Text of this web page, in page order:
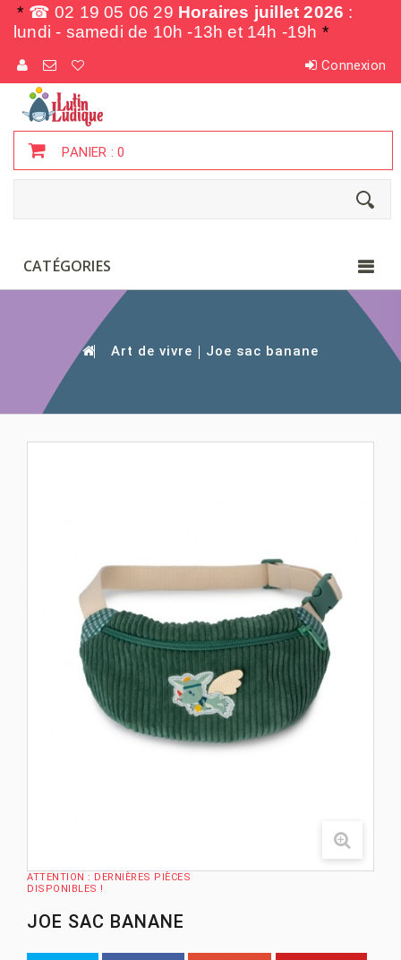
* ☎ 02 19 05 06 29 Horaires juillet 2026 :
lundi - samedi de 10h -13h et 14h -19h *
Connexion
PANIER :0
CATÉGORIES
Art de vivre Joe sac banane
ATTENTION : DERNIÈRES PIÈCES
DISPONIBLES !
JOE SAC BANANE